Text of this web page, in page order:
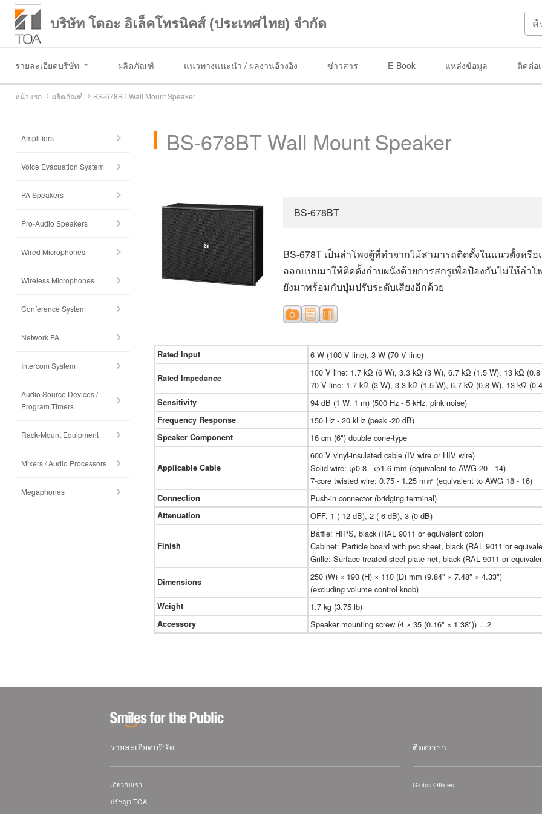
บริษัท โตอะ อิเล็คโทรนิคส์ (ประเทศไทย) จำกัด
รายละเอียดบริษัท ผลิตภัณฑ์ แนวทางแนะนำ / ผลงานอ้างอิง ข่าวสาร E-Book แหล่งข้อมูล ติดต่อ
หน้าแรก ผลิตภัณฑ์ BS-678BT Wall Mount Speaker
BS-678BT Wall Mount Speaker
BS-678BT
BS-678T เป็นลำโพงตู้ที่ทำจากไม้สามารถติดตั้งในแนวตั้งหรื
ออกแบบมาให้ติดตั้งกำบผนังด้วยการสกรูเพื่อป้องกันไม่ให้ลำ
ยังมาพร้อมกับปุ่มปรับระดับเสียงอีกด้วย
Rated Input 6 W (100 V line), 3 W (70 V line)
Rated Impedance
100 V line: 1.7 kΩ (6 W), 3.3 kΩ (3 W), 6.7 kΩ (1.5 W), 13 kΩ (0.8
70 V line: 1.7 kΩ (3 W), 3.3 kΩ (1.5 W), 6.7 kΩ (0.8 W), 13 kΩ
Sensitivity 94 dB (1 W, 1 m) (500 Hz - 5 kHz, pink noise)
Frequency Response 150 Hz - 20 kHz (peak -20 dB)
Speaker Component 16 cm (6") double cone-type
Applicable Cable
600 V vinyl-insulated cable (IV wire or HIV wire)
Solid wire: φ0.8 - φ1.6 mm (equivalent to AWG 20 - 14)
7-core twisted wire: 0.75 - 1.25 m㎡ (equivalent to AWG 18 - 16)
Connection Push-in connector (bridging terminal)
Attenuation OFF, 1 (-12 dB), 2 (-6 dB), 3 (0 dB)
Finish
Baffle: HIPS, black (RAL 9011 or equivalent color)
Cabinet: Particle board with pvc sheet, black (RAL 9011 or
Grille: Surface-treated steel plate net, black (RAL 9011 or
Dimensions
250 (W) × 190 (H) × 110 (D) mm (9.84" × 7.48" × 4.33")
(excluding volume control knob)
Weight 1.7 kg (3.75 lb)
Accessory Speaker mounting screw (4 × 35 (0.16" × 1.38")) …2
Amplifiers
Voice Evacuation System
PA Speakers
Pro-Audio Speakers
Wired Microphones
Wireless Microphones
Conference System
Network PA
Intercom System
Audio Source Devices /
Program Timers
Rack-Mount Equipment
Mixers / Audio Processors
Megaphones
รายละเอียดบริษัท
เกี่ยวกับเรา
ปรัชญา TOA
ติดต่อเรา
Global Offices